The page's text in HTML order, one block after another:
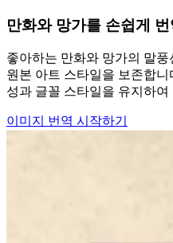
만화와 망가를 손쉽게
좋아하는 만화와 망가의 말
원본 아트 스타일을 보존합
성과 글꼴 스타일을 유지하
이미지 번역 시작하기